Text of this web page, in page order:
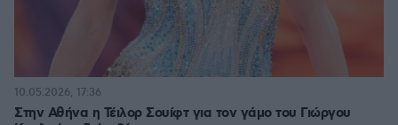
Στην Αθήνα η Τέιλορ Σουίφτ για τον γάμο του Γιώργου
10.05.2026, 17:36